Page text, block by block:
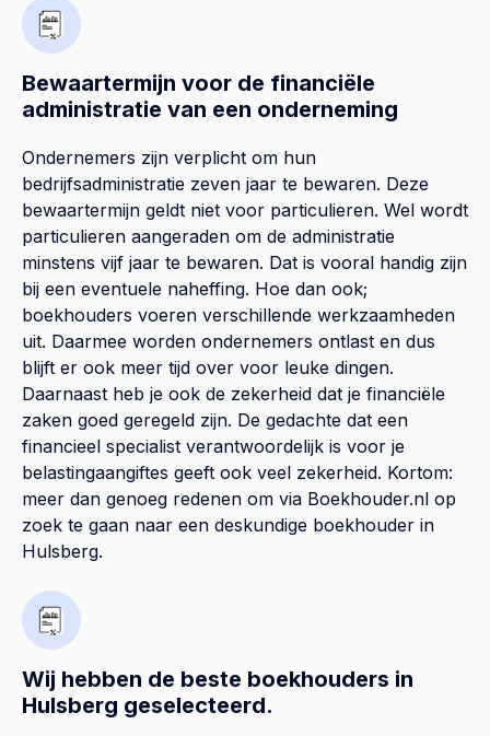
Bewaartermijn voor de financiële
administratie van een onderneming
Ondernemers zijn verplicht om hun
bedrijfsadministratie zeven jaar te bewaren. Deze
bewaartermijn geldt niet voor particulieren. Wel wordt
particulieren aangeraden om de administratie
minstens vijf jaar te bewaren. Dat is vooral handig zijn
bij een eventuele naheffing. Hoe dan ook;
boekhouders voeren verschillende werkzaamheden
uit. Daarmee worden ondernemers ontlast en dus
blijft er ook meer tijd over voor leuke dingen.
Daarnaast heb je ook de zekerheid dat je financiële
zaken goed geregeld zijn. De gedachte dat een
financieel specialist verantwoordelijk is voor je
belastingaangiftes geeft ook veel zekerheid. Kortom:
meer dan genoeg redenen om via Boekhouder.nl op
zoek te gaan naar een deskundige boekhouder in
Hulsberg.
Wij hebben de beste boekhouders in
Hulsberg geselecteerd.